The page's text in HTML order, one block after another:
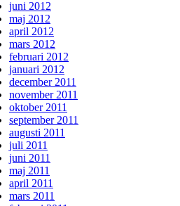
juni 2012
maj 2012
april 2012
mars 2012
februari 2012
januari 2012
december 2011
november 2011
oktober 2011
september 2011
augusti 2011
juli 2011
juni 2011
maj 2011
april 2011
mars 2011